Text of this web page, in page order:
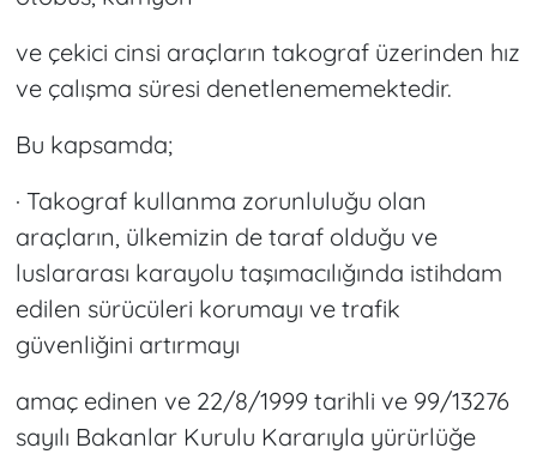
ve çekici cinsi araçların takograf üzerinden hız
ve çalışma süresi denetlenememektedir.
Bu kapsamda;
· Takograf kullanma zorunluluğu olan
araçların, ülkemizin de taraf olduğu ve
luslararası karayolu taşımacılığında istihdam
edilen sürücüleri korumayı ve trafik
güvenliğini artırmayı
amaç edinen ve 22/8/1999 tarihli ve 99/13276
sayılı Bakanlar Kurulu Kararıyla yürürlüğe